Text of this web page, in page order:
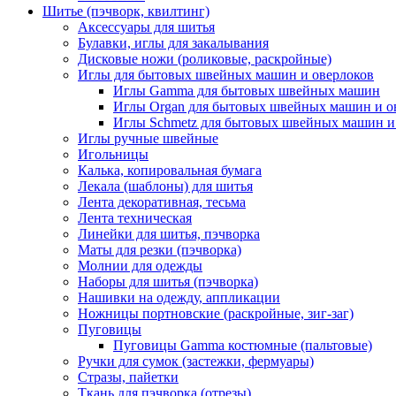
Шитье (пэчворк, квилтинг)
Аксессуары для шитья
Булавки, иглы для закалывания
Дисковые ножи (роликовые, раскройные)
Иглы для бытовых швейных машин и оверлоков
Иглы Gamma для бытовых швейных машин
Иглы Organ для бытовых швейных машин и
Иглы Schmetz для бытовых швейных машин и
Иглы ручные швейные
Игольницы
Калька, копировальная бумага
Лекала (шаблоны) для шитья
Лента декоративная, тесьма
Лента техническая
Линейки для шитья, пэчворка
Маты для резки (пэчворка)
Молнии для одежды
Наборы для шитья (пэчворка)
Нашивки на одежду, аппликации
Ножницы портновские (раскройные, зиг-заг)
Пуговицы
Пуговицы Gamma костюмные (пальтовые)
Ручки для сумок (застежки, фермуары)
Стразы, пайетки
Ткань для пэчворка (отрезы)